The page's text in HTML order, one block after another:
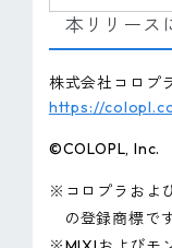
本リリース
株式会社コロ
https://
©COLOPL,
※コロプラおよ
の登録商標です